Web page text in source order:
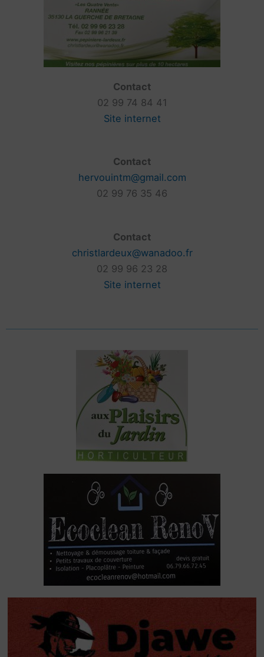
Contact
02 99 74 84 41
Site internet
Contact
hervouintm@gmail.com
02 99 76 35 46
Contact
christlardeux@wanadoo.fr
02 99 96 23 28
Site internet